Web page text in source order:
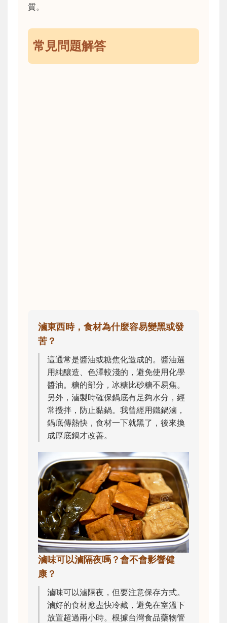
質。
常見問題解答
滷東西時，食材為什麼容易變黑或發
苦？
這通常是醬油或糖焦化造成的。醬油選
用純釀造、色澤較淺的，避免使用化學
醬油。糖的部分，冰糖比砂糖不易焦。
另外，滷製時確保鍋底有足夠水分，經
常攪拌，防止黏鍋。我曾經用鐵鍋滷，
鍋底傳熱快，食材一下就黑了，後來換
成厚底鍋才改善。
滷味可以滷隔夜嗎？會不會影響健
康？
滷味可以滷隔夜，但要注意保存方式。
滷好的食材應盡快冷藏，避免在室溫下
放置超過兩小時。根據台灣食品藥物管